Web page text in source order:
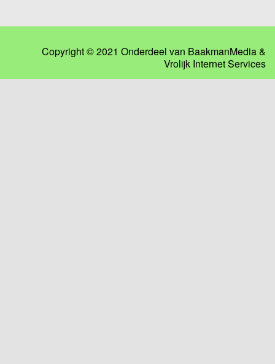
Copyright © 2021 Onderdeel van BaakmanMedia&
Vrolijk Internet Services